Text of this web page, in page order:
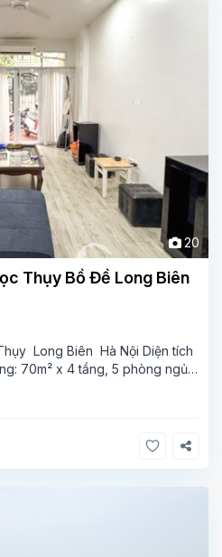
20
Long Biên
Long Biên Hà Nội Diện tích
70m² x 4 tầng, 5 phòng ngủ,3
phòng ăn phòng bếp wc